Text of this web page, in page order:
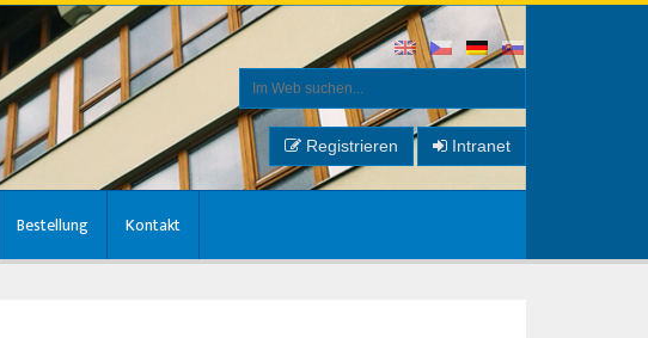
Registrieren Intranet
Bestellung Kontakt